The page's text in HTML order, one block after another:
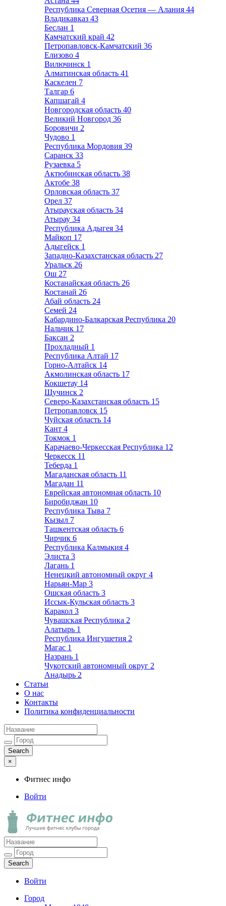
Республика Северная Осетия — Алания 44
Владикавказ 43
Беслан 1
Камчатский край 42
Петропавловск-Камчатский 36
Елизово 4
Вилючинск 1
Алматинская область 41
Каскелен 7
Талгар 6
Капшагай 4
Новгородская область 40
Великий Новгород 36
Боровичи 2
Чудово 1
Республика Мордовия 39
Саранск 33
Рузаевка 5
Актюбинская область 38
Актобе 38
Орловская область 37
Орел 37
Атырауская область 34
Атырау 34
Республика Адыгея 34
Майкоп 17
Адыгейск 1
Западно-Казахстанская область 27
Уральск 26
Ош 27
Костанайская область 26
Костанай 26
Абай область 24
Семей 24
Кабардино-Балкарская Республика 20
Нальчик 17
Баксан 2
Прохладный 1
Республика Алтай 17
Горно-Алтайск 14
Акмолинская область 17
Кокшетау 14
Щучинск 2
Северо-Казахстанская область 15
Петропавловск 15
Чуйская область 14
Кант 4
Токмок 1
Карачаево-Черкесская Республика 12
Черкесск 11
Теберда 1
Магаданская область 11
Магадан 11
Еврейская автономная область 10
Биробиджан 10
Республика Тыва 7
Кызыл 7
Ташкентская область 6
Чирчик 6
Республика Калмыкия 4
Элиста 3
Лагань 1
Ненецкий автономный округ 4
Нарьян-Мар 3
Ошская область 3
Иссык-Кульская область 3
Каракол 3
Чувашская Республика 2
Алатырь 1
Республика Ингушетия 2
Магас 1
Назрань 1
Чукотский автономный округ 2
Анадырь 2
Статьи
О нас
Контакты
Политика конфиденциальности
×
Фитнес инфо
Войти
Фитнес инфо
Лучшие фитнес клубы города
Войти
Город